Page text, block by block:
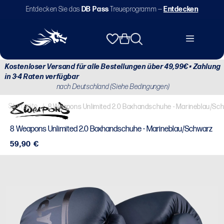
zumEntdecken Sie das DB PassTreueprogramm — Entdecken
Warenkorb
Kostenloser Versand für alle Bestellungen über 49,99€ • Zahlung
in 3-4 Raten verfügbar
nach Deutschland (Siehe Bedingungen)
Startseite / 8 Weapons Unlimited 2.0 Boxhandschuhe - Marineblau/
8 Weapons Unlimited 2.0 Boxhandschuhe - Marineblau/Schwarz
Normaler
59,90 €